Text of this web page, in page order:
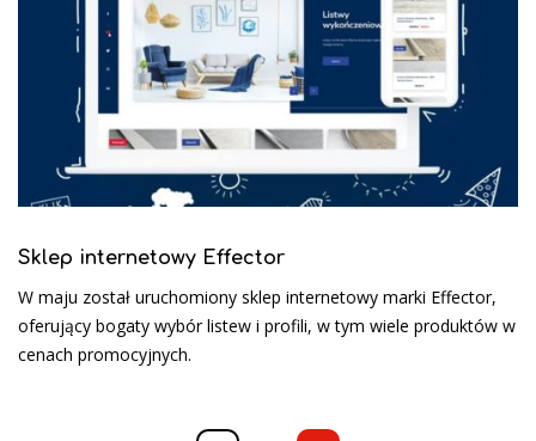
Sklep internetowy Effector
W maju został uruchomiony sklep internetowy marki Effector,
oferujący bogaty wybór listew i profili, w tym wiele produktów w
cenach promocyjnych.